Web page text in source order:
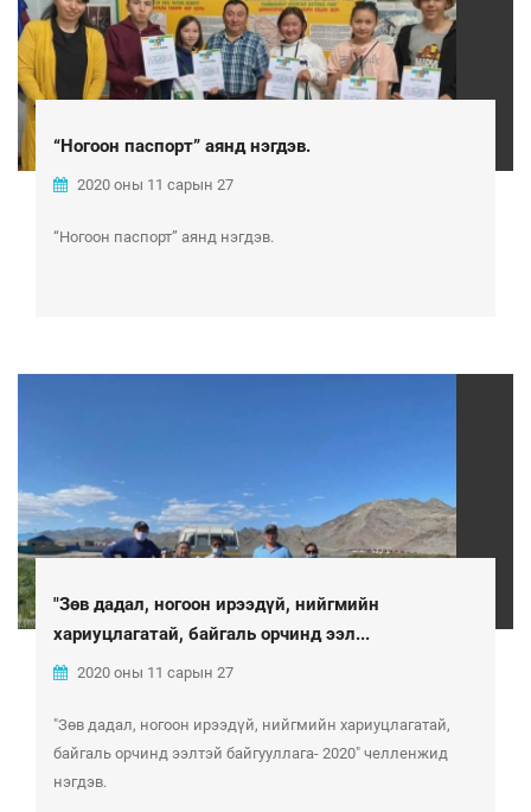
“Ногоон паспорт” аянд нэгдэв.
2020 оны 11 сарын 27
“Ногоон паспорт” аянд нэгдэв.
"Зөв дадал, ногоон ирээдүй, нийгмийн
хариуцлагатай, байгаль орчинд ээл...
2020 оны 11 сарын 27
"Зөв дадал, ногоон ирээдүй, нийгмийн хариуцлагатай,
байгаль орчинд ээлтэй байгууллага- 2020" челленжид
нэгдэв.